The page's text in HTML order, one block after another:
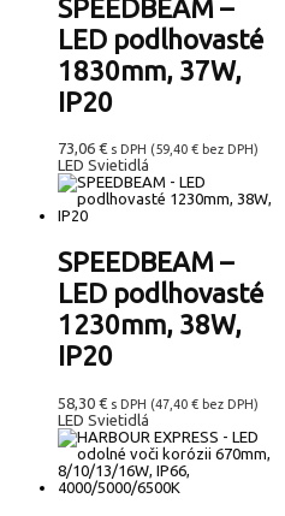
SPEEDBEAM –
LED podlhovasté
1830mm, 37W,
IP20
73,06 € s DPH (59,40 € bez DPH)
LED Svietidlá
SPEEDBEAM –
LED podlhovasté
1230mm, 38W,
IP20
58,30 € s DPH (47,40 € bez DPH)
LED Svietidlá